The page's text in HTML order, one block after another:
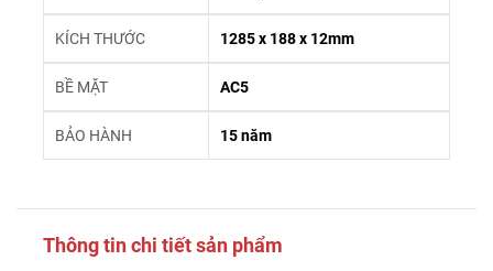
KÍCH THƯỚC 1285 x 188 x 12mm
BỀ MẶT AC5
BẢO HÀNH 15 năm
Thông tin chi tiết sản phẩm